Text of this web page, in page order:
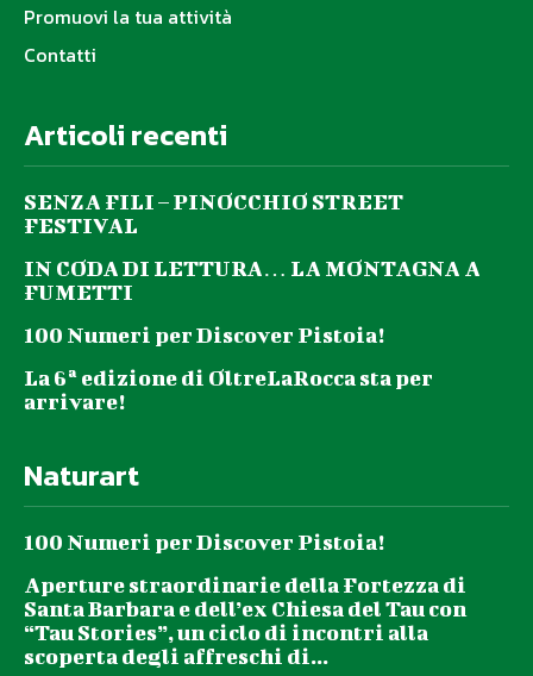
Promuovi la tua attività
Contatti
Articoli recenti
SENZA FILI – PINOCCHIO STREET
FESTIVAL
IN CODA DI LETTURA… LA MONTAGNA A
FUMETTI
100 Numeri per Discover Pistoia!
La 6ª edizione di OltreLaRocca sta per
arrivare!
Naturart
100 Numeri per Discover Pistoia!
Aperture straordinarie della Fortezza di
Santa Barbara e dell’ex Chiesa del Tau con
“Tau Stories”, un ciclo di incontri alla
scoperta degli affreschi di...